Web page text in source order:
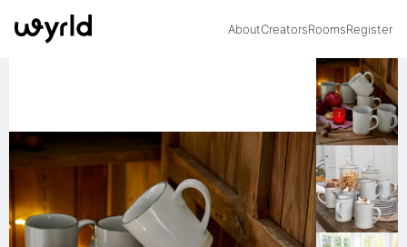
AboutCreatorsRoomsRegister